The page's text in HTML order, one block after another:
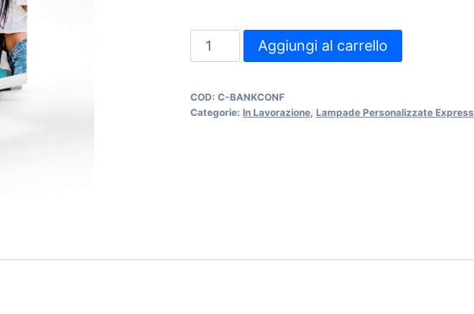
Lampada
Cubotto
48
Aggiungi al carrello
COD: C-BANKCONF
Categorie: In Lavorazione, Lampade Personalizzate Express